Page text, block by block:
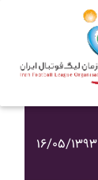
۱۶/۰۵/۱۳۹۳